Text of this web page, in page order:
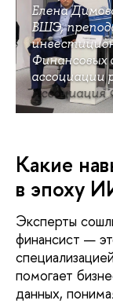
Елена
ВШЭ,
Финансовых
ассоциации
Ассоциация
Какие
в эпоху
Эксперты
финансист —
помогает
данных,